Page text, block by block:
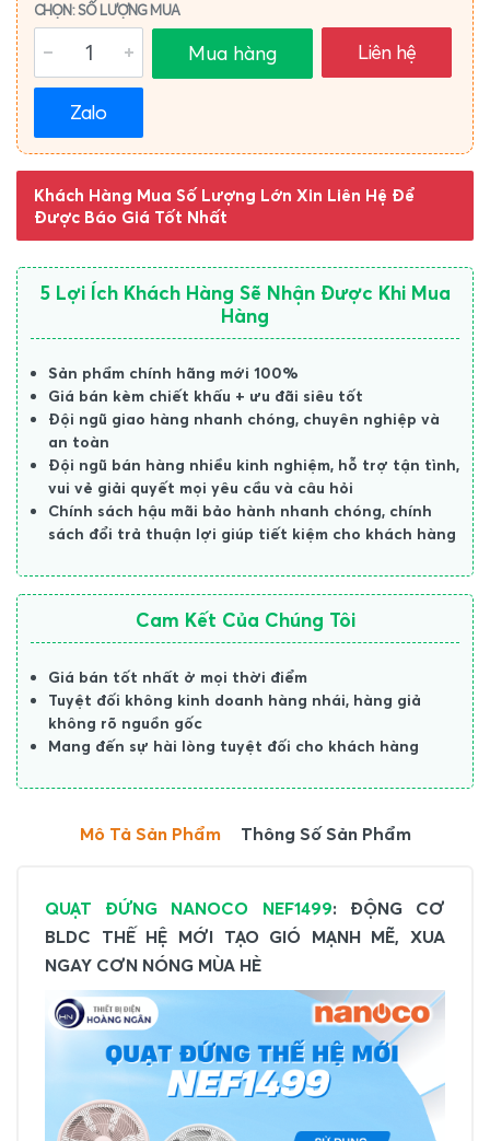
CHỌN: SỐ LƯỢNG MUA
Mua hàng Liên hệ
Zalo
Khách Hàng Mua Số Lượng Lớn Xin Liên Hệ Để
Được Báo Giá Tốt Nhất
5 Lợi Ích Khách Hàng Sẽ Nhận Được Khi Mua
Hàng
Sản phẩm chính hãng mới 100%
Giá bán kèm chiết khấu + ưu đãi siêu tốt
Đội ngũ giao hàng nhanh chóng, chuyên nghiệp và
an toàn
Đội ngũ bán hàng nhiều kinh nghiệm, hỗ trợ tận tình,
vui vẻ giải quyết mọi yêu cầu và câu hỏi
Chính sách hậu mãi bảo hành nhanh chóng, chính
sách đổi trả thuận lợi giúp tiết kiệm cho khách hàng
Cam Kết Của Chúng Tôi
Giá bán tốt nhất ở mọi thời điểm
Tuyệt đối không kinh doanh hàng nhái, hàng giả
không rõ nguồn gốc
Mang đến sự hài lòng tuyệt đối cho khách hàng
Mô Tả Sản Phẩm Thông Số Sản Phẩm
QUẠT ĐỨNG NANOCO NEF1499: ĐỘNG CƠ
BLDC THẾ HỆ MỚI TẠO GIÓ MẠNH MẼ, XUA
NGAY CƠN NÓNG MÙA HÈ